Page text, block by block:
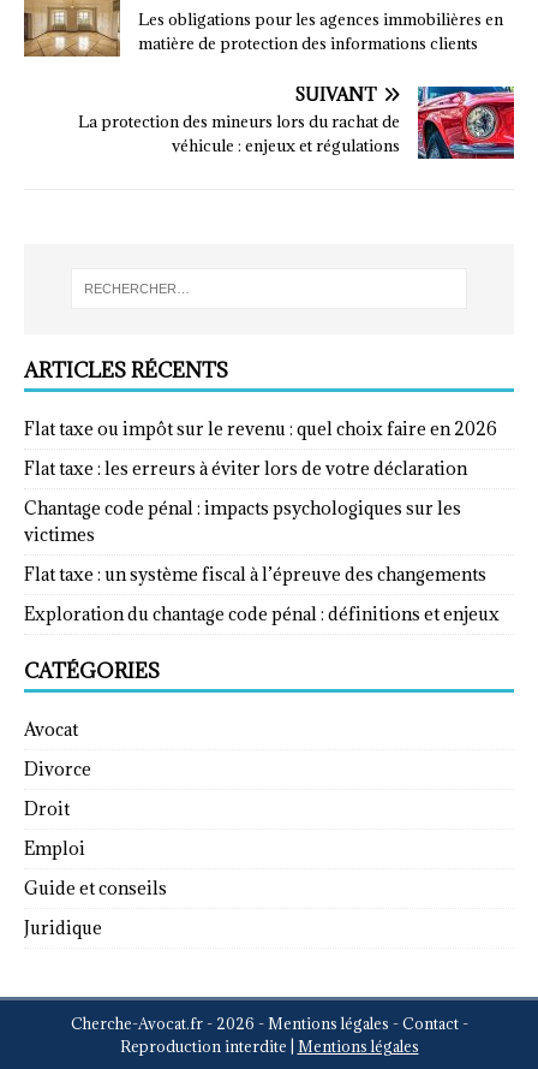
Les obligations pour les agences immobilières en
matière de protection des informations clients
SUIVANT
La protection des mineurs lors du rachat de
véhicule : enjeux et régulations
ARTICLES RÉCENTS
Flat taxe ou impôt sur le revenu : quel choix faire en 2026
Flat taxe : les erreurs à éviter lors de votre déclaration
Chantage code pénal : impacts psychologiques sur les
victimes
Flat taxe : un système fiscal à l’épreuve des changements
Exploration du chantage code pénal : définitions et enjeux
CATÉGORIES
Avocat
Divorce
Droit
Emploi
Guide et conseils
Juridique
Cherche-Avocat.fr - 2026 - Mentions légales - Contact -
Reproduction interdite
Mentions légales